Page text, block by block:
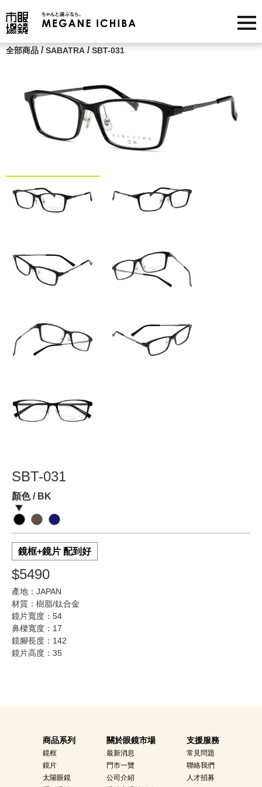
全部商品 /SABATRA /SBT-031
SBT-031
顏色 / BK
鏡框+鏡片 配到好
$5490
產地：JAPAN
材質：樹脂/鈦合金
鏡片寬度：54
鼻樑寬度：17
鏡腳長度：142
鏡片高度：35
商品系列
鏡框
鏡片
太陽眼鏡
關於眼鏡市場
最新消息
門市一覽
公司介紹
支援服務
常見問題
聯絡我們
人才招募